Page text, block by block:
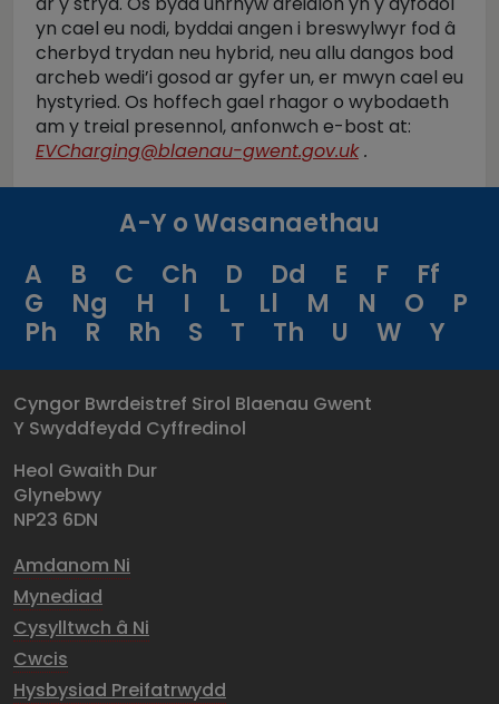
yn cael eu nodi, byddai angen i breswylwyr fod â
cherbyd trydan neu hybrid, neu allu dangos bod
archeb wedi’i gosod ar gyfer un, er mwyn cael eu
hystyried. Os hoffech gael rhagor o wybodaeth
am y treial presennol, anfonwch e-bost at:
EVCharging@blaenau-gwent.gov.uk .
A-Y o Wasanaethau
A
B C Ch D Dd E F
Ff
G
Ng H I L Ll M N O
P
Ph
R Rh S T Th U W Y
Cyngor Bwrdeistref Sirol Blaenau Gwent
Y Swyddfeydd Cyffredinol
Heol Gwaith Dur
Glynebwy
NP23 6DN
Amdanom Ni
Mynediad
Cysylltwch â Ni
Cwcis
Hysbysiad Preifatrwydd